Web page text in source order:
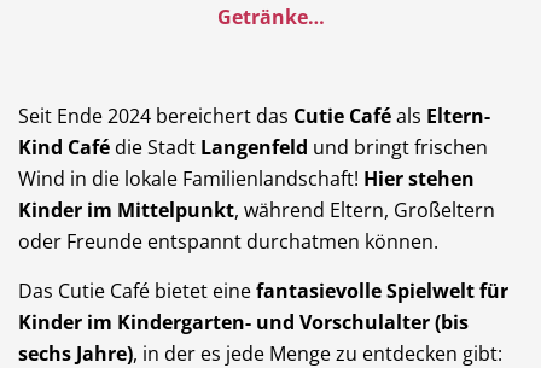
Stellenangebote Öffentliche Einrichtungen
Getränke…
Seit Ende 2024 bereichert das Cutie Caféals Eltern-
Kind Café die Stadt Langenfeld und bringt frischen
Wind in die lokale Familienlandschaft! Hier stehen
Kinder im Mittelpunkt, während Eltern, Großeltern
oder Freunde entspannt durchatmen können.
Das Cutie Café bietet einefantasievolle Spielwelt für
Kinder im Kindergarten- und Vorschulalter (bis
sechs Jahre), in der es jede Menge zu entdecken gibt: